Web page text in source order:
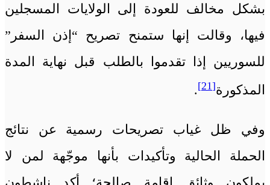
بشكل مخالف للعودة إلى الولايات المسجلين
فيها، وقالت إنها ستمنح تصريح “إذن السفر”
للسوريين إذا تقدموا بالطلب قبل نهاية المدة
المذكورة[21]
.
وفي ظل غياب تصريحات رسمية عن نتائج
الحملة الحالية وتأكيدات بأنها موجّهة لمن لا